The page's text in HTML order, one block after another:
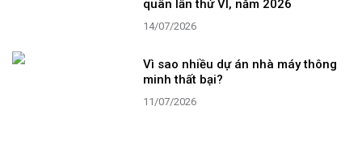
quân lần thứ VI, năm 2026
14/07/2026
Vì sao nhiều dự án nhà máy thông
minh thất bại?
11/07/2026